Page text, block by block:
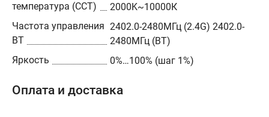
температура (CCT)
2000K~10000К
Частота управления
BT
2402.0-2480МГц (2.4G) 2402.0-
2480МГц (BT)
Яркость
0%…100% (шаг 1%)
Оплата и доставка